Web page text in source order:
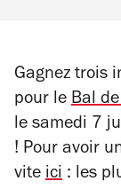
Gagnez trois
pour le Bal
le samedi 7
! Pour avoir
vite ici : les